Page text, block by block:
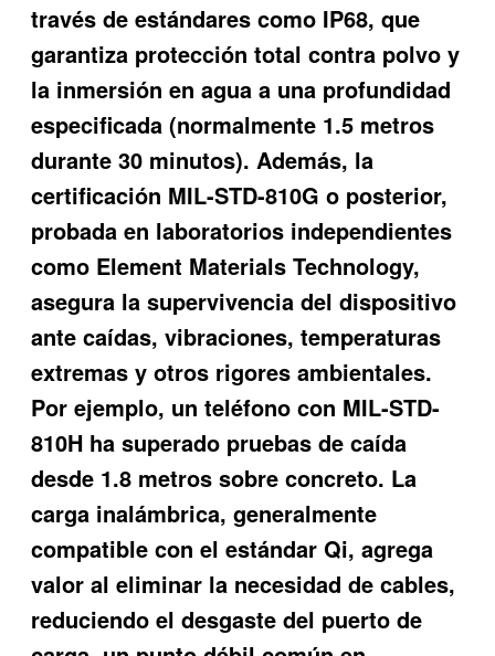
través de estándares como IP68, que
garantiza protección total contra polvo y
la inmersión en agua a una profundidad
especificada (normalmente 1.5 metros
durante 30 minutos). Además, la
certificación MIL-STD-810G o posterior,
probada en laboratorios independientes
como Element Materials Technology,
asegura la supervivencia del dispositivo
ante caídas, vibraciones, temperaturas
extremas y otros rigores ambientales.
Por ejemplo, un teléfono con MIL-STD-
810H ha superado pruebas de caída
desde 1.8 metros sobre concreto. La
carga inalámbrica, generalmente
compatible con el estándar Qi, agrega
valor al eliminar la necesidad de cables,
reduciendo el desgaste del puerto de